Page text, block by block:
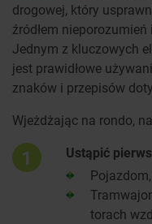
drogowej, który
źródłem
Jednym z kluczowych
jest prawidłowe
znaków i przepisów
Wjeżdżając na rondo,
1
Ustąpić
torach